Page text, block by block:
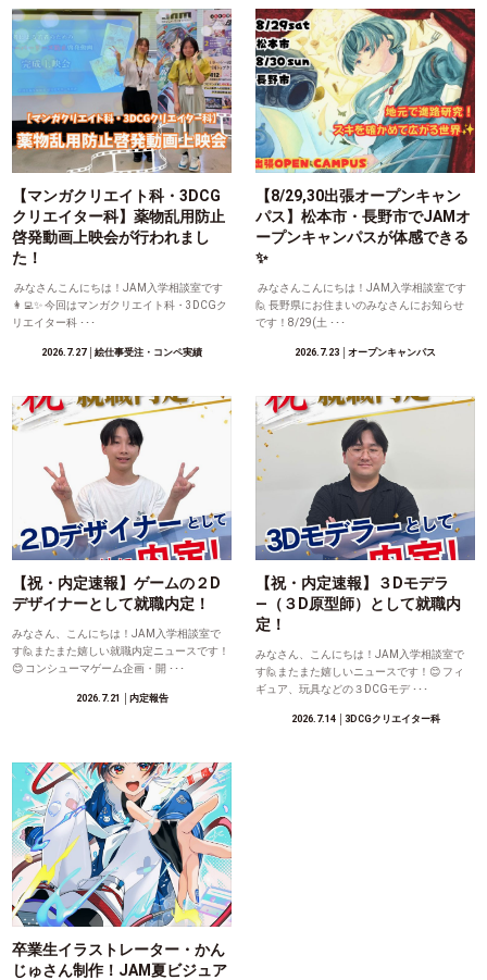
【マンガクリエイト科・3DCG
クリエイター科】薬物乱用防止
啓発動画上映会が行われまし
た！
みなさんこんにちは！JAM入学相談室です
👩‍💻✨ 今回はマンガクリエイト科・3DCGク
リエイター科 ･･･
2026.7.27│絵仕事受注・コンペ実績
【8/29,30出張オープンキャン
パス】松本市・長野市でJAMオ
ープンキャンパスが体感できる
✨
みなさんこんにちは！JAM入学相談室です
🙋 長野県にお住まいのみなさんにお知らせ
です！8/29(土 ･･･
2026.7.23 │オープンキャンパス
【祝・内定速報】ゲームの２D
デザイナーとして就職内定！
みなさん、こんにちは！JAM入学相談室で
す🙋またまた嬉しい就職内定ニュースです！
😊 コンシューマゲーム企画・開 ･･･
2026.7.21 │内定報告
【祝・内定速報】３Dモデラ
―（３D原型師）として就職内
定！
みなさん、こんにちは！JAM入学相談室で
す🙋またまた嬉しいニュースです！😊 フィ
ギュア、玩具などの３DCGモデ ･･･
2026.7.14│3DCGクリエイター科
卒業生イラストレーター・かん
じゅさん制作！JAM夏ビジュア